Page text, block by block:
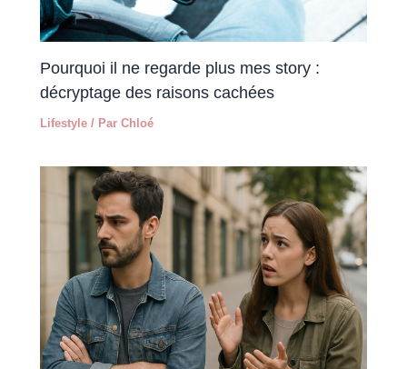
Pourquoi il ne regarde plus mes story :
décryptage des raisons cachées
Lifestyle / ParChloé